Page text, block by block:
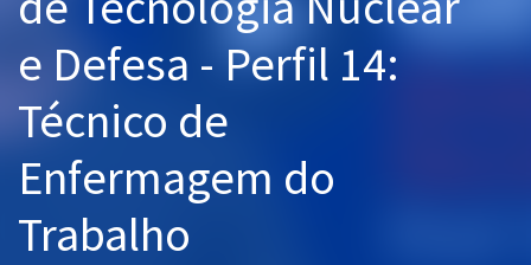
Questões grátis
Conteúdo gratuito
Blog
Aprovados
Atendimento
e Defesa - Perfil 14:
Técnico de
Enfermagem do
Trabalho